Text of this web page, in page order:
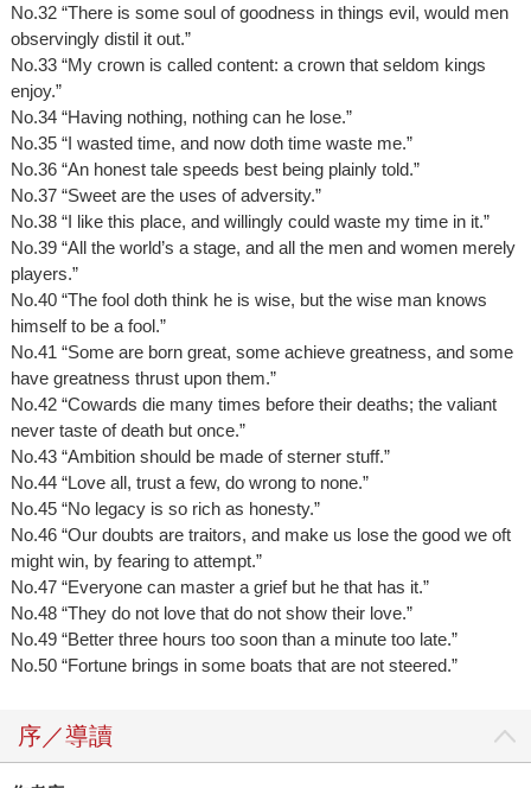
No.32 “There is some soul of goodness in things evil, would men
observingly distil it out.”
No.33 “My crown is called content: a crown that seldom kings
enjoy.”
No.34 “Having nothing, nothing can he lose.”
No.35 “I wasted time, and now doth time waste me.”
No.36 “An honest tale speeds best being plainly told.”
No.37 “Sweet are the uses of adversity.”
No.38 “I like this place, and willingly could waste my time in it.”
No.39 “All the world’s a stage, and all the men and women merely
players.”
No.40 “The fool doth think he is wise, but the wise man knows
himself to be a fool.”
No.41 “Some are born great, some achieve greatness, and some
have greatness thrust upon them.”
No.42 “Cowards die many times before their deaths; the valiant
never taste of death but once.”
No.43 “Ambition should be made of sterner stuff.”
No.44 “Love all, trust a few, do wrong to none.”
No.45 “No legacy is so rich as honesty.”
No.46 “Our doubts are traitors, and make us lose the good we oft
might win, by fearing to attempt.”
No.47 “Everyone can master a grief but he that has it.”
No.48 “They do not love that do not show their love.”
No.49 “Better three hours too soon than a minute too late.”
No.50 “Fortune brings in some boats that are not steered.”
序／導讀